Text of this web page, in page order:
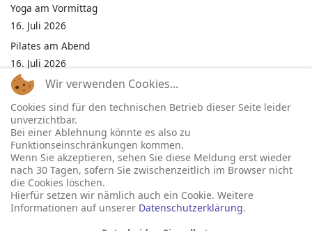
Yoga am Vormittag
16. Juli 2026
Pilates am Abend
16. Juli 2026
Jumping Fitness Intervall
16. Juli 2026
Jumping Fitness Erwachsene
16. Juli 2026
Kinderfest in Neukirchen
16. Juli 2026
Wir verwenden Cookies...
Cookies sind für den technischen Betrieb dieser Seite leider
unverzichtbar.
Bei einer Ablehnung könnte es also zu
Funktionseinschränkungen kommen.
Wenn Sie akzeptieren, sehen Sie diese Meldung erst wieder
nach 30 Tagen, sofern Sie zwischenzeitlich im Browser nicht
die Cookies löschen.
Hierfür setzen wir nämlich auch ein Cookie. Weitere
Informationen auf unserer Datenschutzerklärung.